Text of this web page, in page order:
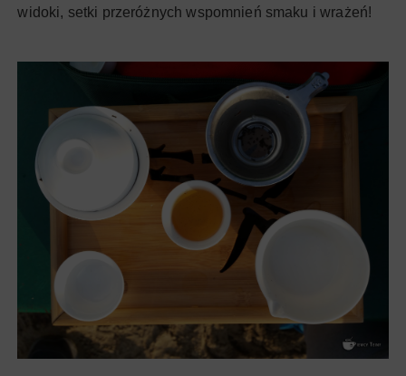
widoki, setki przeróżnych wspomnień smaku i wrażeń!